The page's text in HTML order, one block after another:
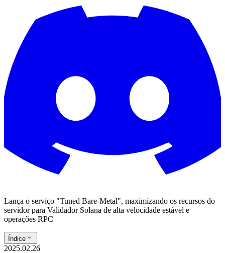
Lança o serviço "Tuned Bare-Metal", maximizando os recursos do
servidor para Validador Solana de alta velocidade estável e
operações RPC
Índice
2025.02.26